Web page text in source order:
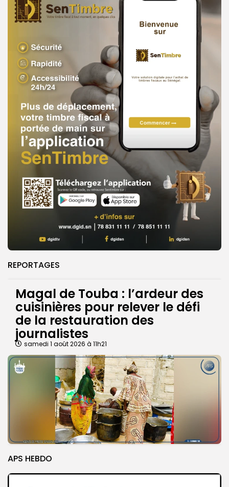
REPORTAGES
Magal de Touba : l’ardeur des
cuisinières pour relever le défi
de la restauration des
journalistes
samedi 1 août 2026 à 11h21
APS HEBDO